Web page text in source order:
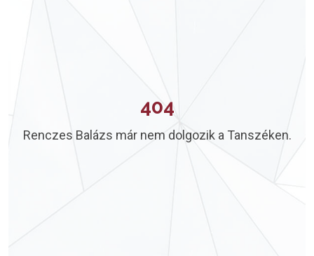
404
Renczes Balázs már nem dolgozik a Tanszéken.